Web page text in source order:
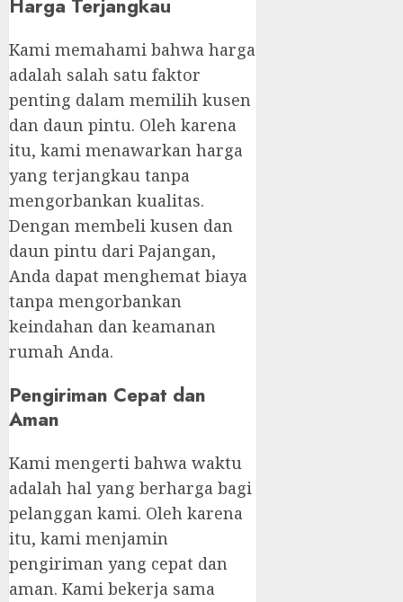
Harga Terjangkau
Kami memahami bahwa harga
adalah salah satu faktor
penting dalam memilih kusen
dan daun pintu. Oleh karena
itu, kami menawarkan harga
yang terjangkau tanpa
mengorbankan kualitas.
Dengan membeli kusen dan
daun pintu dari Pajangan,
Anda dapat menghemat biaya
tanpa mengorbankan
keindahan dan keamanan
rumah Anda.
Pengiriman Cepat dan
Aman
Kami mengerti bahwa waktu
adalah hal yang berharga bagi
pelanggan kami. Oleh karena
itu, kami menjamin
pengiriman yang cepat dan
aman. Kami bekerja sama